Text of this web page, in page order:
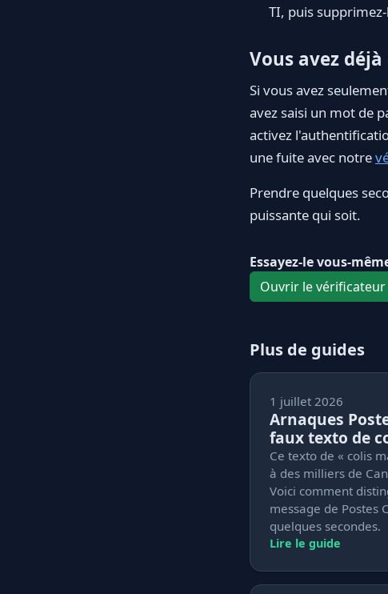
TI, puis
Vous avez
Si vous avez
avez saisi un mot de
activez
une fuite avec notre
Prendre quelques
puissante qui soit.
Essayez-le vous-
Ouvrir le vérificateur
Plus de guides
1 juillet 2026
Arnaques
faux texto de
Ce texto de « colis
à des milliers de
Voici comment
message de Postes
quelques secondes.
Lire le guide